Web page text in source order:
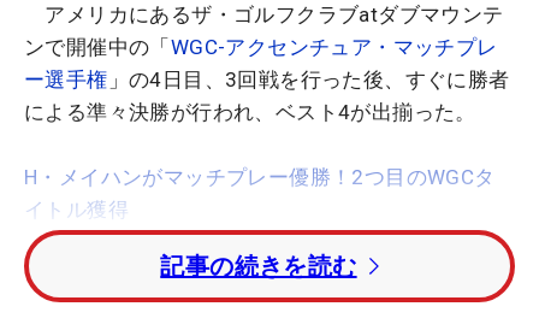
アメリカにあるザ・ゴルフクラブatダブマウンテ
ンで開催中の「WGC-アクセンチュア・マッチプレ
ー選手権 」の4日目、3回戦を行った後、すぐに勝者
による準々決勝が行われ、ベスト4が出揃った。
H・メイハンがマッチプレー優勝！2つ目のWGCタ
イトル獲得
3回戦でババ・ワトソン（米国）を破った
ソン・デイ（オーストラリア）は、グレアム・マク
記事の続きを読む